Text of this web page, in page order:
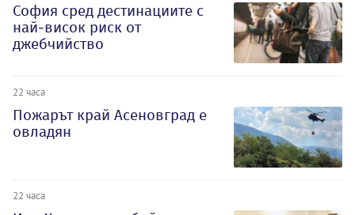
София сред дестинациите с
най-висок риск от
джебчийство
22 часа
Пожарът край Асеновград е
овладян
22 часа